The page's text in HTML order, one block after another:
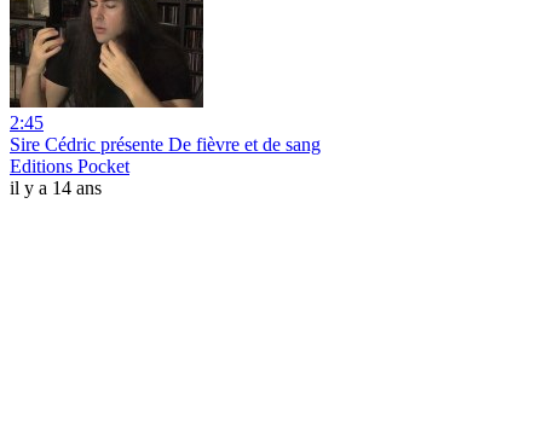
2:45
Sire Cédric présente De fièvre et de sang
Editions Pocket
il y a 14 ans